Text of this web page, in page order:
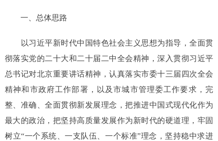
一、总体思路
以习近平新时代中国特色社会主义思想为指导，全面贯
彻落实党的二十大和二十届二中全会精神，深入贯彻习近平
总书记对北京重要讲话精神，认真落实市委十三届四次全会
精神和市政府工作部署，以及市城市管理委工作要求，完
整、准确、全面贯彻新发展理念，把推进中国式现代化作为
最大的政治，把坚持高质量发展作为新时代的硬道理，牢固
树立“一个系统、一支队伍、一个标准”理念，坚持稳中求进